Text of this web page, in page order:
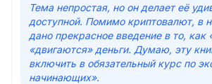
Тема непростая, но он делает её
доступной. Помимо криптовалют, в
дано прекрасное введение в то, как
«двигаются» деньги. Думаю, эту
включить в обязательный курс по
начинающих».